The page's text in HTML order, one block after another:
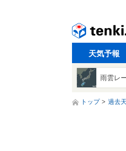
天気予報
雨雲レ
トップ 過去